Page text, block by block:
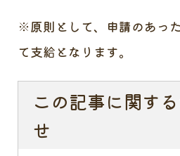
※原則として、申請のあっ
て支給となります。
この記事に関す
せ